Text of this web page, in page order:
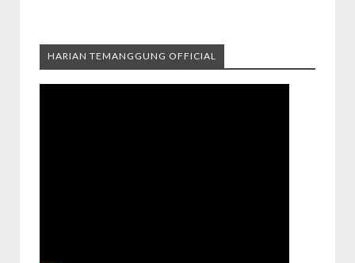
HARIAN TEMANGGUNG OFFICIAL